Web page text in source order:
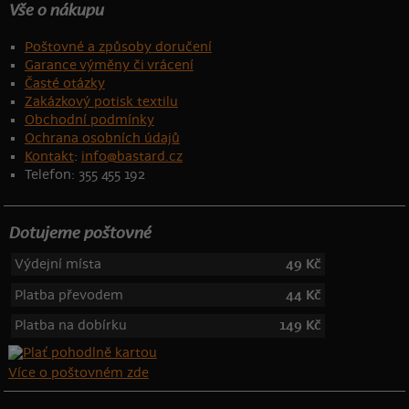
Vše o nákupu
Poštovné a způsoby doručení
Garance výměny či vrácení
Časté otázky
Zakázkový potisk textilu
Obchodní podmínky
Ochrana osobních údajů
Kontakt: info@bastard.cz
Telefon: 355 455 192
Dotujeme poštovné
Výdejní místa
49 Kč
Platba převodem
44 Kč
Platba na dobírku
149 Kč
Více o poštovném zde